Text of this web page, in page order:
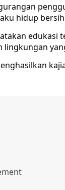
hidup
edukasi